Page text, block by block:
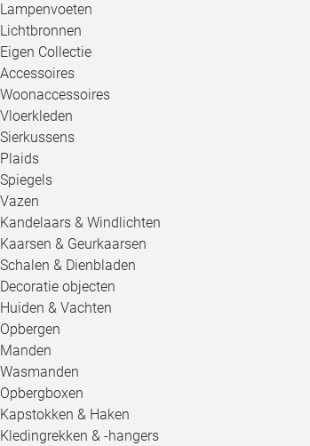
Lampenvoeten
Lichtbronnen
Eigen Collectie
Accessoires
Woonaccessoires
Vloerkleden
Sierkussens
Plaids
Spiegels
Vazen
Kandelaars & Windlichten
Kaarsen & Geurkaarsen
Schalen & Dienbladen
Decoratie objecten
Huiden & Vachten
Opbergen
Manden
Wasmanden
Opbergboxen
Kapstokken & Haken
Kledingrekken & -hangers